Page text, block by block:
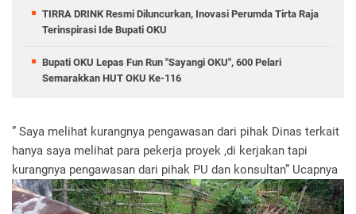
TIRRA DRINK Resmi Diluncurkan, Inovasi Perumda Tirta Raja
Terinspirasi Ide Bupati OKU
Bupati OKU Lepas Fun Run "Sayangi OKU", 600 Pelari
Semarakkan HUT OKU Ke-116
” Saya melihat kurangnya pengawasan dari pihak Dinas terkait
hanya saya melihat para pekerja proyek ,di kerjakan tapi
kurangnya pengawasan dari pihak PU dan konsultan” Ucapnya